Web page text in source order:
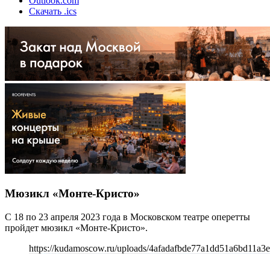
Скачать .ics
Мюзикл «Монте-Кристо»
С 18 по 23 апреля 2023 года в Московском театре оперетты
пройдет мюзикл «Монте-Кристо».
https://kudamoscow.ru/uploads/